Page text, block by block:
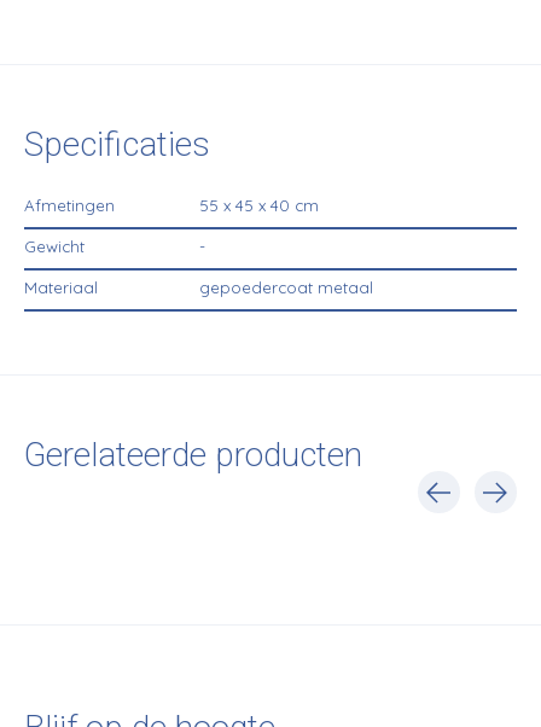
Specificaties
Afmetingen 55 x 45 x 40 cm
Gewicht -
Materiaal gepoedercoat metaal
Gerelateerde producten